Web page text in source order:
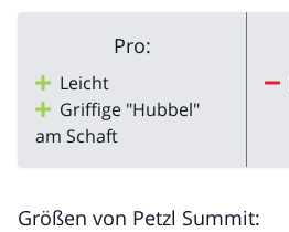
Pro:
Leicht
Griffige "Hubbel"
am Schaft
Größen von Petzl Summit: